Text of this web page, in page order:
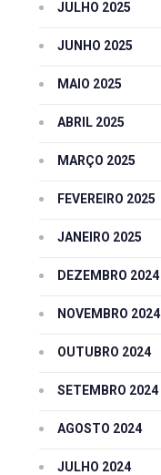
JULHO 2025
JUNHO 2025
MAIO 2025
ABRIL 2025
MARÇO 2025
FEVEREIRO 2025
JANEIRO 2025
DEZEMBRO 2024
NOVEMBRO 2024
OUTUBRO 2024
SETEMBRO 2024
AGOSTO 2024
JULHO 2024